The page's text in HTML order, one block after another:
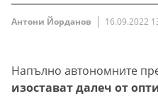
Антони Йорданов 16.09.2022
Напълно автономните
изостават далеч от